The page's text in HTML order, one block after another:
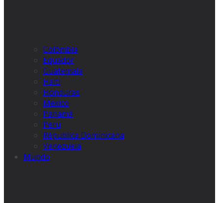
Colômbia
Equador
Guatemala
Haiti
Honduras
México
Panamá
Peru
Républica Dominicana
Venezuela
Mundo